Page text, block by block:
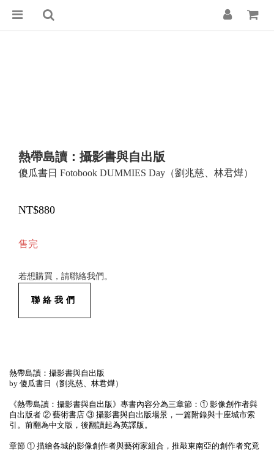
熱帶島讀：攝影書與自出版
傻瓜書日 Fotobook DUMMIES Day（劉兆慈、林君燁）
NT$880
售完
若想購買，請聯絡我們。
聯絡我們
熱帶島讀：攝影書與自出版
by 傻瓜書日（劉兆慈、林君燁）
《熱帶島讀：攝影書與自出版》專書內容分為三章節：① 影像創作者與
自出版者 ② 藝術書店 ③ 攝影書與自出版場景，一篇附錄與十座城市索
引。前翻為中文版，後翻讀起為英譯版。
章節 ① 描繪各城的影像創作者與藝術家組合，推敲東南亞的創作者究竟